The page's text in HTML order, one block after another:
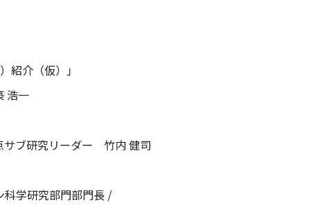
介（仮）」
一
究リーダー 竹内 健司
研究部門部門長 /